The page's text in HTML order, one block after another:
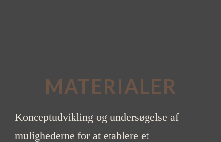
MATERIALER
Konceptudvikling og undersøgelse af
mulighederne for at etablere et